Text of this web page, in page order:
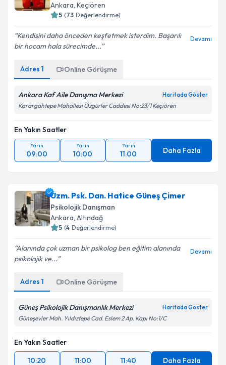
Ankara, Keçiören
5 (73 Değerlendirme)
Kendisini daha önceden keşfetmek isterdim. Başarılı
bir hocam hala sürecimde...
Devamı
Adres 1 Online Görüşme
Ankara Kaf Aile Danışma Merkezi Haritada Göster
Karargahtepe Mahallesi Özgürler Caddesi No:23/1 Keçiören
En Yakın Saatler
Yarın
09:00
Yarın
10:00
Yarın
11:00 Daha Fazla
Uzm. Psk. Dan. Hatice Güneş Çimer
Psikolojik Danışman
Ankara, Altındağ
5 (4 Değerlendirme)
Alanında çok uzman bir psikolog ben eğitim alanında
psikolojik ve...
Devamı
Adres 1 Online Görüşme
Güneş Psikolojik Danışmanlık Merkezi Haritada Göster
Güneşevler Mah. Yıldıztepe Cad. Eslem 2 Ap. Kapı No:1/C
En Yakın Saatler
10:20
11:00 11:40 Daha Fazla